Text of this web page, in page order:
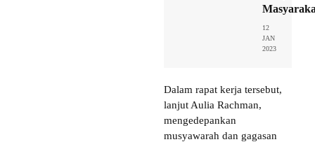
12
JAN
2023
Dalam rapat kerja tersebut,
lanjut Aulia Rachman,
mengedepankan
musyawarah dan gagasan